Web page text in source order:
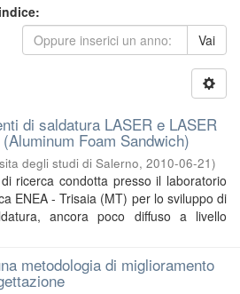
Vai
di saldatura LASER e LASER
Foam Sandwich)
degli studi di Salerno, 2010-06-21)
ricerca condotta presso il laboratorio
ENEA - Trisaia (MT) per lo sviluppo di
ancora poco diffuso a livello
metodologia di miglioramento